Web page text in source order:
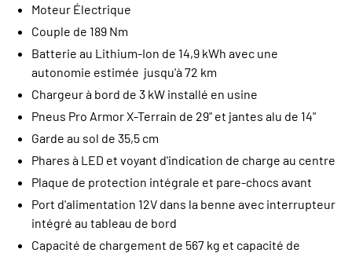
Moteur Électrique
Couple de 189 Nm
Batterie au Lithium-Ion de 14,9 kWh avec une
autonomie estimée jusqu'à 72 km
Chargeur à bord de 3 kW installé en usine
Pneus Pro Armor X-Terrain de 29" et jantes alu de 14"
Garde au sol de 35,5 cm
Phares à LED et voyant d'indication de charge au centre
Plaque de protection intégrale et pare-chocs avant
Port d'alimentation 12V dans la benne avec interrupteur
intégré au tableau de bord
Capacité de chargement de 567 kg et capacité de